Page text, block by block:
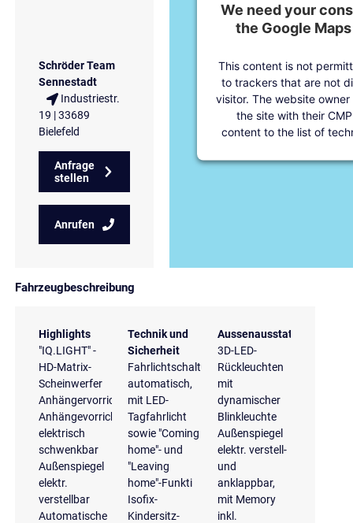
Schröder Team
Sennestadt
Industriestr.
19 | 33689
Bielefeld
Anfrage
stellen
Anrufen
We need your
the Google
This content is not
to trackers that are not
visitor. The website
the site with their
content to the list of
Fahrzeugbeschreibung
Highlights
"IQ.LIGHT" -
HD-Matrix-
Scheinwerfer
Anhängervorrichtung
Anhängevorrichtung
elektrisch
schwenkbar
Außenspiegel
elektr.
verstellbar
Automatische
Technik und
Sicherheit
Fahrlichtschaltung
automatisch,
mit LED-
Tagfahrlicht
sowie "Coming
home"- und
"Leaving
home"-Funkti
Isofix-
Kindersitz-
Aussenausstattung
3D-LED-
Rückleuchten
mit
dynamischer
Blinkleuchte
Außenspiegel
elektr. verstell-
und
anklappbar,
mit Memory
inkl.